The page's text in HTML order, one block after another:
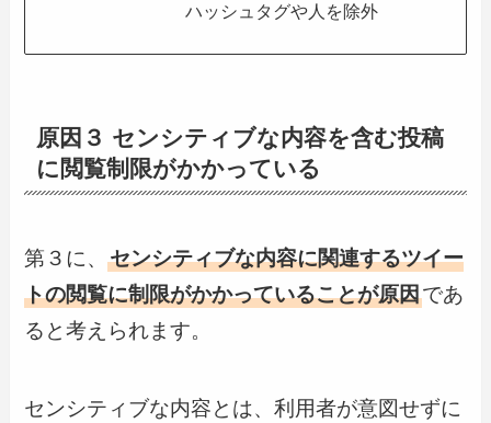
ハッシュタグや人を除外
原因３ センシティブな内容を含む投稿
に閲覧制限がかかっている
第３に、センシティブな内容に関連するツイー
トの閲覧に制限がかかっていることが原因であ
ると考えられます。
センシティブな内容とは、利用者が意図せずに